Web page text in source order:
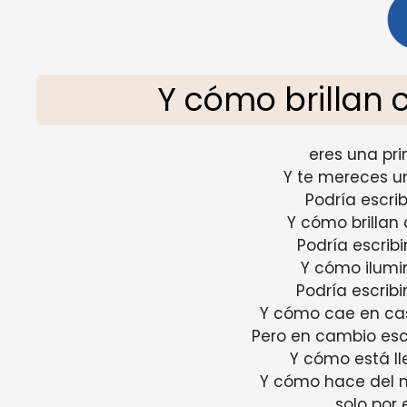
Y cómo brillan
eres una
Y te mereces
Podría
Y cómo brillan
Podría
Y cómo
Podría
Y cómo cae en
Pero en cambio
Y cómo está
Y cómo hace del